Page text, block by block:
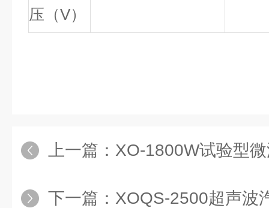
压（V）
上一篇： XO-1800W试验型
下一篇： XOQS-2500超声波汽